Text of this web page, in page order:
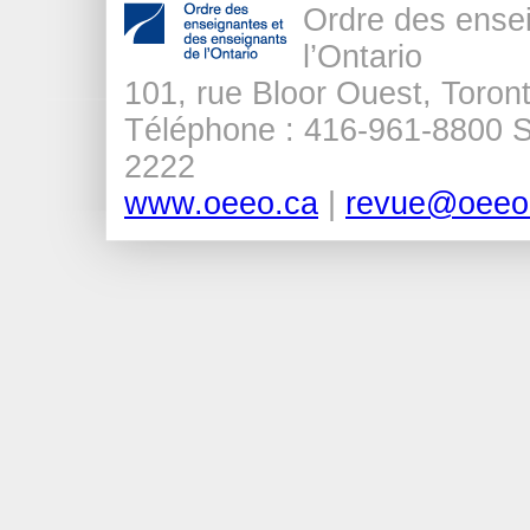
Ordre des
l’Ontario
101, rue Bloor Ouest,
Téléphone : 416-961-8800
2222
www.oeeo.ca